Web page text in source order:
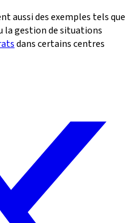
aussi des exemples tels que
la gestion de situations
dans certains centres